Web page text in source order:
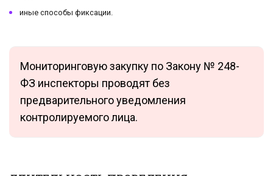
иные способы фиксации.
Мониторинговую закупку по Закону № 248-
ФЗ инспекторы проводят без
предварительного уведомления
контролируемого лица.